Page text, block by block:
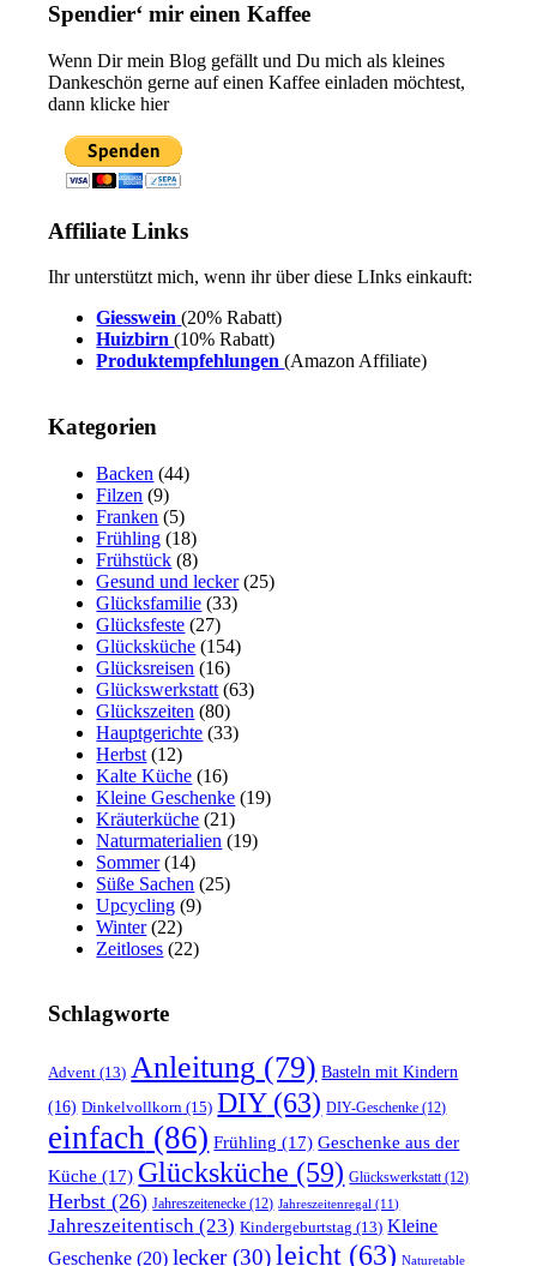
Spendier‘ mir einen Kaffee
Wenn Dir mein Blog gefällt und Du mich als kleines
Dankeschön gerne auf einen Kaffee einladen möchtest,
dann klicke hier
Affiliate Links
Ihr unterstützt mich, wenn ihr über diese LInks einkauft:
Giesswein (20% Rabatt)
Huizbirn(10% Rabatt)
Produktempfehlungen(Amazon Affiliate)
Kategorien
Backen (44)
Filzen (9)
Franken (5)
Frühling (18)
Frühstück (8)
Gesund und lecker(25)
Glücksfamilie (33)
Glücksfeste (27)
Glücksküche (154)
Glücksreisen (16)
Glückswerkstatt (63)
Glückszeiten (80)
Hauptgerichte (33)
Herbst (12)
Kalte Küche (16)
Kleine Geschenke (19)
Kräuterküche (21)
Naturmaterialien (19)
Sommer(14)
Süße Sachen (25)
Upcycling (9)
Winter(22)
Zeitloses (22)
Schlagworte
Advent (13) Anleitung (79) Basteln mit Kindern
(16) Dinkelvollkorn (15) DIY(63) DIY-Geschenke (12)
einfach (86) Frühling (17) Geschenke aus der
Küche (17) Glücksküche (59) Glückswerkstatt(12)
Herbst (26) Jahreszeitenecke (12) Jahreszeitenregal (11)
Jahreszeitentisch (23) Kindergeburtstag (13) Kleine
Geschenke (20) lecker(30) leicht (63) Naturetable